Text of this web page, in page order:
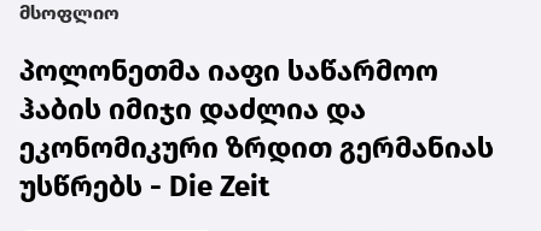
მსოფლიო
პოლონეთმა იაფი საწარმოო
ჰაბის იმიჯი დაძლია და
ეკონომიკური ზრდით გერმანიას
უსწრებს - Die Zeit